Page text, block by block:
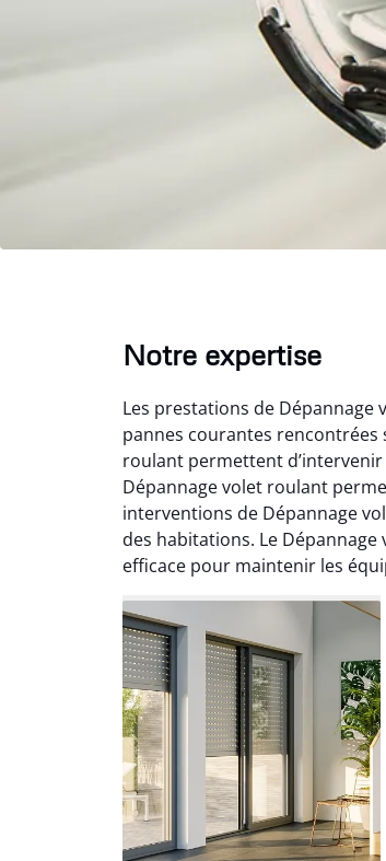
Notre expertise
Les prestations de Dépannage
pannes courantes rencontrées
roulant permettent
Dépannage volet roulant
interventions de Dépannage
des habitations. Le
efficace pour maintenir les